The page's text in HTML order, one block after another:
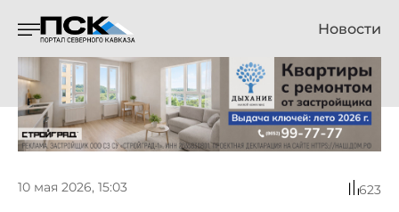
Новости
10 мая 2026, 15:03 623